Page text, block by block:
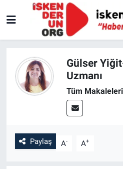
Gülser
Uzmanı
Tüm Makaleleri
Paylaş A- A+